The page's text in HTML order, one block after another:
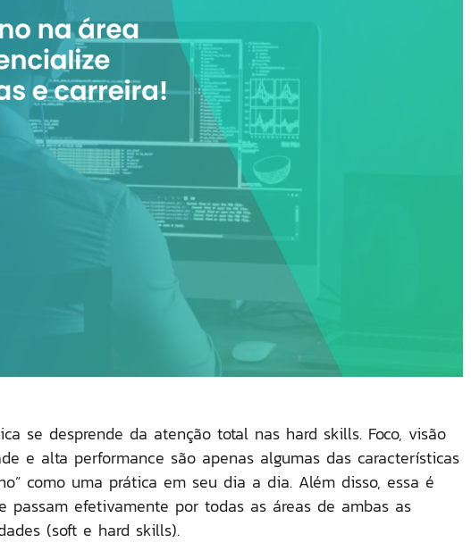
se desprende da atenção total nas hard skills. Foco, visão
e alta performance são apenas algumas das características
como uma prática em seu dia a dia. Além disso, essa é
passam efetivamente por todas as áreas de ambas as
(soft e hard skills).